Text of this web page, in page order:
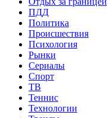
ПДД
Политика
Происшествия
Психология
Рынки
Сериалы
Спорт
ТВ
Теннис
Технологии